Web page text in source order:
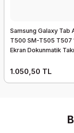
Samsung Galaxy Tab
T500 SM-T505 T507
Ekran Dokunmatik
1.050,50 TL